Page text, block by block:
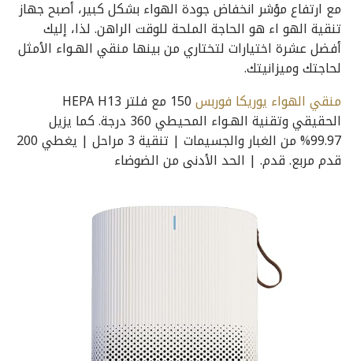
مع ارتفاع مؤشر انخفاض جودة الهواء بشكل كبير، أصبح جهاز
تنقية الهو اء هو الحاجة الملحة للوقت الراهن. لذا، إليك
أفضل عشرة اختيارات لتختاري من بينها منقي الهـواء الأمثل
لحاجتك وميزانيتك.
منقي الهواء يوريكا فوربس
150 مع فلتر HEPA H13
الحقيقي وتقنية الهـواء المحيطي 360 درجة. كما يزيل
99.97% من الغبار والجسيمات | تنقية 3 مراحل | يغطي 200
قدم مربع. قدم. | الحد الأدنى من الضوضاء